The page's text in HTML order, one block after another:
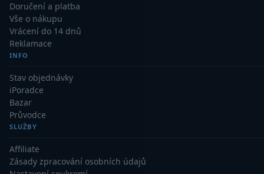
Doručení a platba
Vše o nákupu
Vrácení do 14 dnů
Reklamace
INFO
Stav objednávky
iPoradce
Bazar
Průvodce
SLUŽBY
Affiliate
Zásady zpracování osobních údajů